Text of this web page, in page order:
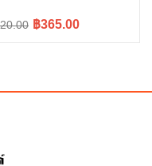
฿365.00